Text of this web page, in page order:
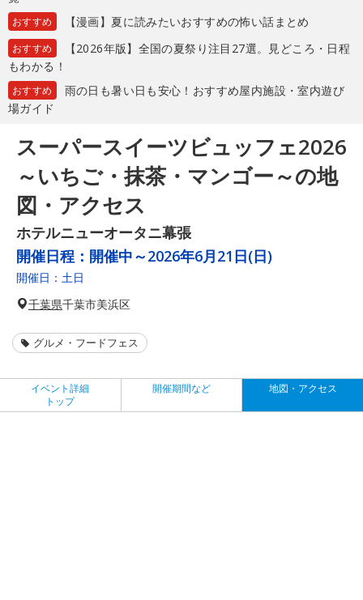
おすすめ 【漫画】夏に読みたいおすすめの怖い話まとめ
おすすめ
【2026年版】全国の夏祭り注目27選。見どころ・日程
もわかる！
おすすめ
雨の日も暑い日も安心！おすすめ屋内施設・室内遊び
場ガイド
スーパースイーツビュッフェ2026
～いちご・抹茶・マンゴー～の地
図・アクセス
ホテルニューオータニ幕張
開催日程： 開催中～2026年6月21日(日)
開催日：土日
千葉県千葉市美浜区
グルメ・フードフェス
イベント詳細
トップ
開催期間など 地図・アクセス